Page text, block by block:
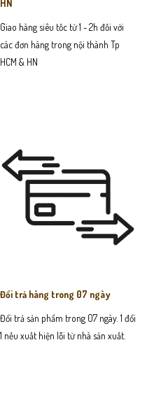
HN
Giao hàng siêu tốc từ 1 - 2h đối với
các đơn hàng trong nội thành Tp
HCM & HN
Đổi trả hàng trong 07 ngày
Đổi trả sản phẩm trong 07 ngày. 1 đổi
1 nếu xuất hiện lỗi từ nhà sản xuất.